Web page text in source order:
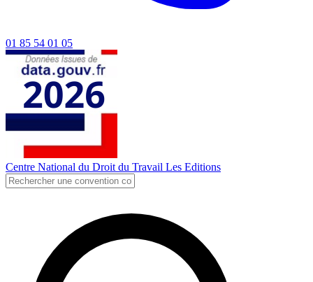
01 85 54 01 05
Centre National du Droit du Travail Les Editions